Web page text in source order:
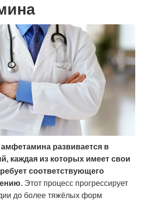
развивается в
каждая из которых имеет свои
соответствующего
Этот процесс прогрессирует
до более тяжёлых форм